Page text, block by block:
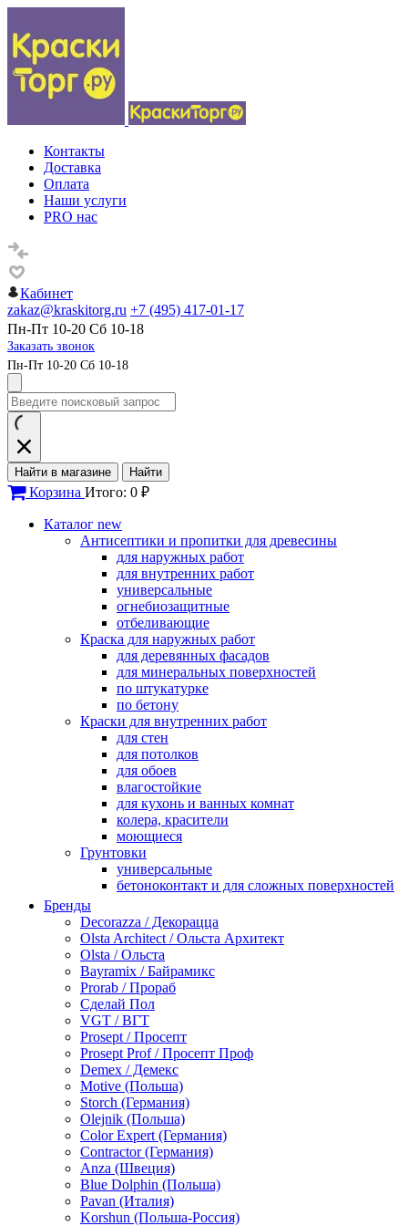
Контакты
Доставка
Оплата
Наши услуги
PRO нас
Кабинет
zakaz@kraskitorg.ru +7 (495) 417-01-17
Пн-Пт 10-20 Сб 10-18
Заказать звонок
Пн-Пт 10-20 Сб 10-18
Найти в магазине Найти
Корзина Итого: 0 ₽
Каталог new
Антисептики и пропитки для древесины
для наружных работ
для внутренних работ
универсальные
огнебиозащитные
отбеливающие
Краска для наружных работ
для деревянных фасадов
для минеральных поверхностей
по штукатурке
по бетону
Краски для внутренних работ
для стен
для потолков
для обоев
влагостойкие
для кухонь и ванных комнат
колера, красители
моющиеся
Грунтовки
универсальные
бетоноконтакт и для сложных поверхностей
по металлу
антикорозийные
под декоративные штукатурки
для гипсокартона
под штукатурку
Герметик
акриловые
силиконовые универсальные, нейтральные
силиконовые санитарные (антигрибковые)
шовные для срубов
для кровли
для каминов
полиуретановые
Декоративные штукатурки и краски
краски для декора, патина
мокрый шелк
венецианские (эффект мрамора)
песок (эффект песчаных вихрей)
декоративная шпаклевка
Бренды
Decorazza / Декорацца
Olsta Architect / Ольста Архитект
Olsta / Ольста
Bayramix / Байрамикс
Prorab / Прораб
Сделай Пол
VGT / ВГТ
Prosept / Просепт
Prosept Prof / Просепт Проф
Demex / Демекс
Motive (Польша)
Storch (Германия)
Olejnik (Польша)
Color Expert (Германия)
Contractor (Германия)
Anza (Швеция)
Blue Dolphin (Польша)
Pavan (Италия)
Korshun (Польша-Россия)